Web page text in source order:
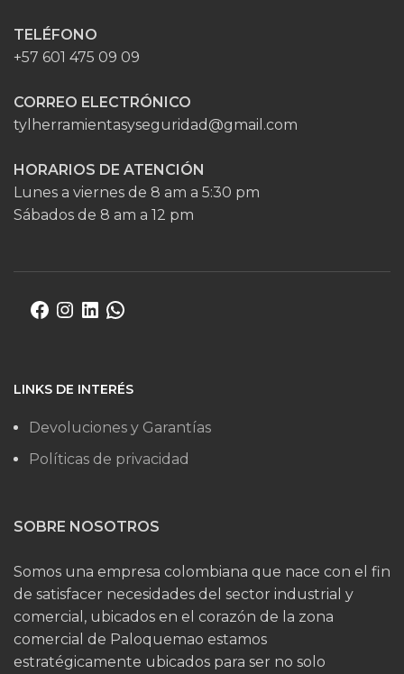
TELÉFONO
+57 601 475 09 09
CORREO ELECTRÓNICO
tylherramientasyseguridad@gmail.com
HORARIOS DE ATENCIÓN
Lunes a viernes de 8 am a 5:30 pm
Sábados de 8 am a 12 pm
LINKS DE INTERÉS
Devoluciones y Garantías
Políticas de privacidad
SOBRE NOSOTROS
Somos una empresa colombiana que nace con el fin
de satisfacer necesidades del sector industrial y
comercial, ubicados en el corazón de la zona
comercial de Paloquemao estamos
estratégicamente ubicados para ser no solo